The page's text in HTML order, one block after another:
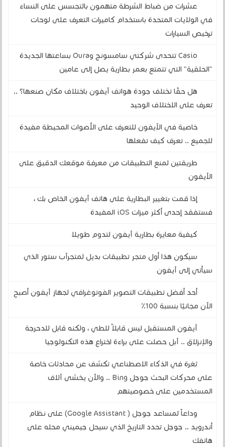
عشرات من ضباط الشرطة متهمون بالتجسس على النساء
في الولايات المتحدة باستخدام كاميرات التعرف على لوحات
ترخيص السيارات
Casio تتحدى شركتي سامسونج وOura بساعتها الجديدة
"الحلقية" التي تتمتع بعمر بطارية يصل إلى عامين
هل حقًا تختلف جودة هواتف آيفون باختلاف مكان صنعها؟ ..
تعرف على الاختلاف الوحيد
خاصية في الآيفون للتعرف على الأصوات المحيطة مفيدة
للجميع .. تعرف كيف تفعلها
طريقتين لمنع التطبيقات من معرفة موقعك الدقيق على
الآيفون
إذا قمت بتغيير البطارية على هاتف آيفون الخاص بك ،
فستفقد إحدى أكثر ميزات iOS المفيدة
كيفية معايرة بطارية آيفون لتدوم طويلا
سيكون هذا أول متجر تطبيقات بديل لمتجرآب ستور الذي
سيأتي إلى آيفون
أحد أفضل تطبيقات التصوير الفوتوغرافي لجهاز آيفون أصبح
الآن مجانيًا بنسبة 100٪
آيفون المستقبل ليس قابلاً للطي ، ولكنه قابل للدحرجة
والإنزلاق .. آبل حصلت على براءة اختراع هذه التكنولوجيا
ثغرة في الذكاء الاصطناعي تكشف عن محادثات خاصة
على محركات البحث جوجل Bing .. والآن يخشى آلاف
المستخدمين على خصوصيتهم
وداعاً لمساعد جوجل ( Google Assistant) على نظام
أندرويد .. جوجل تحدد التاريخ الذي سيحل جيميني محله على
هاتفك